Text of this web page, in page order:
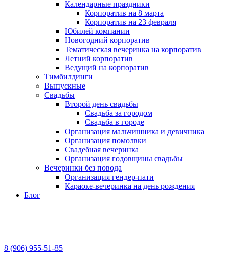
Календарные праздники
Корпоратив на 8 марта
Корпоратив на 23 февраля
Юбилей компании
Новогодний корпоратив
Тематическая вечеринка на корпоратив
Летний корпоратив
Ведущий на корпоратив
Тимбилдинги
Выпускные
Свадьбы
Второй день свадьбы
Свадьба за городом
Свадьба в городе
Организация мальчишника и девичника
Организация помолвки
Свадебная вечеринка
Организация годовщины свадьбы
Вечеринки без повода
Организация гендер-пати
Караоке-вечеринка на день рождения
Блог
8 (906) 955-51-85